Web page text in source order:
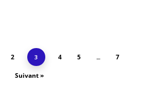
2 3 4 5 … 7
Suivant »